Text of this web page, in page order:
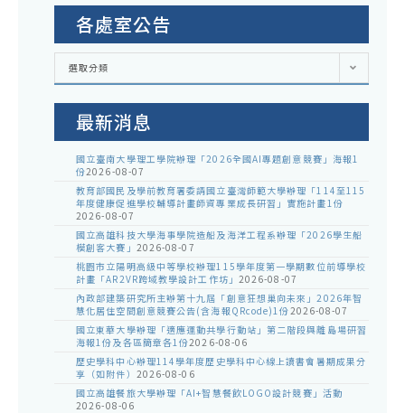
各處室公告
各
室
選取分類
最新消息
國立臺南大學理工學院辦理「2026全國AI專題創意競賽」海報1
份2026-08-07
教育部國民及學前教育署委請國立臺灣師範大學辦理「114至115
年度健康促進學校輔導計畫師資專業成長研習」實施計畫1份
2026-08-07
國立高雄科技大學海事學院造船及海洋工程系辦理「2026學生船
模創客大賽」 2026-08-07
桃園市立陽明高級中等學校辦理115學年度第一學期數位前導學校
計畫「AR2VR跨域教學設計工作坊」 2026-08-07
內政部建築研究所主辦第十九屆「創意狂想巢向未來」2026年智
慧化居住空間創意競賽公告(含海報QRcode)1份2026-08-07
國立東華大學辦理「適應運動共學行動站」第二階段與離島場研習
海報1份及各區簡章各1份2026-08-06
歷史學科中心辦理114學年度歷史學科中心線上讀書會暑期成果分
享（如附件） 2026-08-06
國立高雄餐旅大學辦理「AI+智慧餐飲LOGO設計競賽」活動
2026-08-06